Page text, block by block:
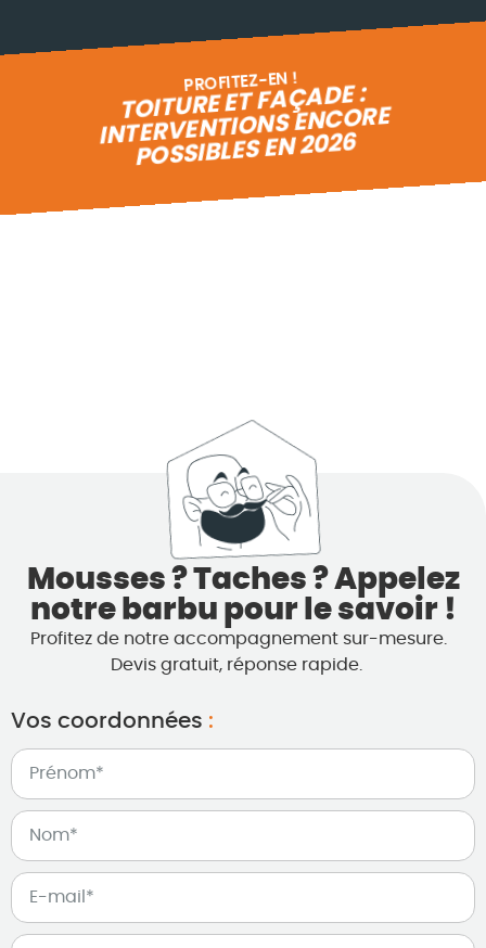
PROFITEZ-EN !
TOITURE ET FAÇADE :
INTERVENTIONS ENCORE
POSSIBLES EN 2026
Mousses ? Taches ? Appelez
notre barbu pour le savoir !
Profitez de notre accompagnement sur-mesure.
Devis gratuit, réponse rapide.
Vos coordonnées :